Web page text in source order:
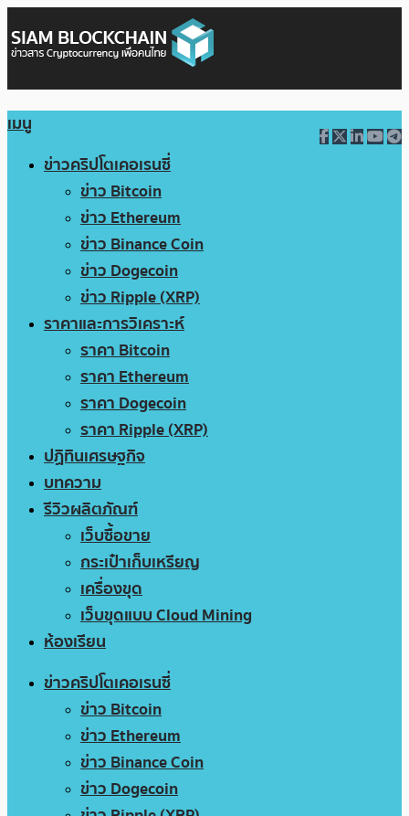
เมนู
ข่าวคริปโตเคอเรนซี่
ข่าว Bitcoin
ข่าว Ethereum
ข่าว Binance Coin
ข่าว Dogecoin
ข่าว Ripple (XRP)
ราคาและการวิเคราะห์
ราคา Bitcoin
ราคา Ethereum
ราคา Dogecoin
ราคา Ripple (XRP)
ปฏิทินเศรษฐกิจ
บทความ
รีวิวผลิตภัณฑ์
เว็บซื้อขาย
กระเป๋าเก็บเหรียญ
เครื่องขุด
เว็บขุดแบบ Cloud Mining
ห้องเรียน
ข่าวคริปโตเคอเรนซี่
ข่าว Bitcoin
ข่าว Ethereum
ข่าว Binance Coin
ข่าว Dogecoin